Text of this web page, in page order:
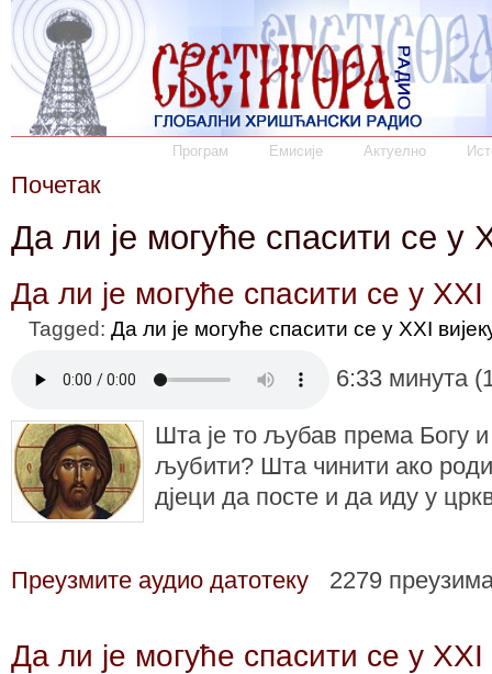
Програм Емисије Актуелно
Почетак
Да ли је могуће спасити се у
Да ли је могуће спасити се у XXI
Tagged: Да ли је могуће спасити се у XXI
6:33 минута
Шта је то љубав према Богу и
љубити? Шта чинити ако
дjеци да посте и да иду у
Преузмите аудио датотеку 2279
Да ли је могуће спасити се у XXI